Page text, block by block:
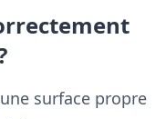
surface propre